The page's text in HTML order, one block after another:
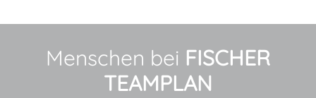
Menschen bei FISCHER
TEAMPLAN